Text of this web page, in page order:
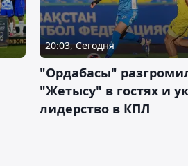
20:03, Сегодня
"Ордабасы"
"Жетысу" в гостях и
лидерство в КПЛ